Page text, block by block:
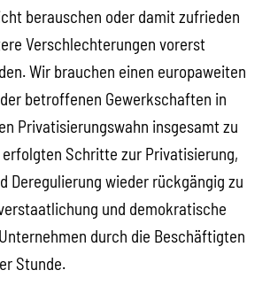
berauschen oder damit zufrieden
Verschlechterungen vorerst
Wir brauchen einen europaweiten
betroffenen Gewerkschaften in
Privatisierungswahn insgesamt zu
Schritte zur Privatisierung,
Deregulierung wieder rückgängig zu
und demokratische
durch die Beschäftigten
Stunde.